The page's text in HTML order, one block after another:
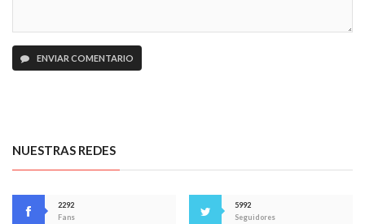
ENVIAR COMENTARIO
NUESTRAS REDES
2292
Fans
5992
Seguidores